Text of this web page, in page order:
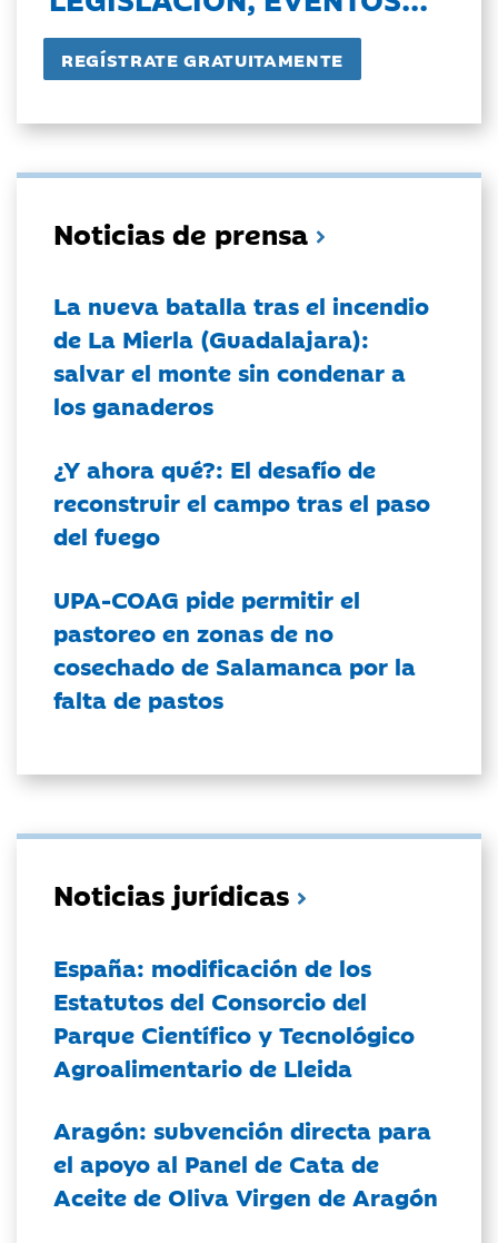
Noticias de prensa
La nueva batalla tras el incendio
de La Mierla (Guadalajara):
salvar el monte sin condenar a
los ganaderos
¿Y ahora qué?: El desafío de
reconstruir el campo tras el paso
del fuego
UPA-COAG pide permitir el
pastoreo en zonas de no
cosechado de Salamanca por la
falta de pastos
Noticias jurídicas
España: modificación de los
Estatutos del Consorcio del
Parque Científico y Tecnológico
Agroalimentario de Lleida
Aragón: subvención directa para
el apoyo al Panel de Cata de
Aceite de Oliva Virgen de Aragón